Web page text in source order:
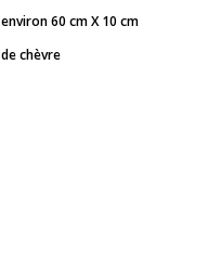
60 cm X 10 cm
chèvre